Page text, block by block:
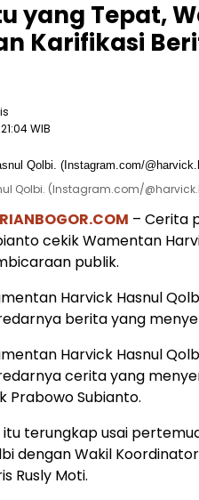
yang Tepat,
Karifikasi
WIB
Qolbi. (Instagram.com/
– Cerita
cekik Wamentan
publik.
Harvick Hasnul
berita yang
Harvick Hasnul
cerita yang
Prabowo Subianto.
itu terungkap usai
dengan Wakil
Rusly Moti.